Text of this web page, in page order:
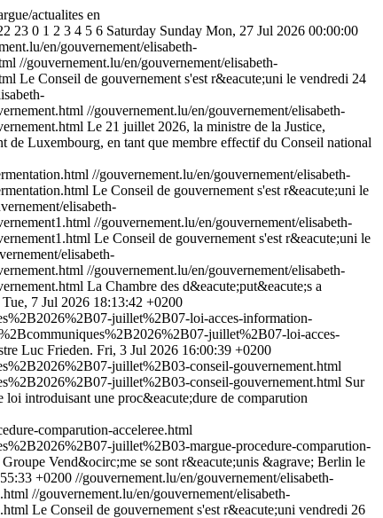
actualites en
23 0 1 2 3 4 5 6 Saturday Sunday Mon, 27 Jul 2026 00:00:00
en/gouvernement/elisabeth-
//gouvernement.lu/en/gouvernement/elisabeth-
Le Conseil de gouvernement s'est r&eacute;uni le vendredi 24
//gouvernement.lu/en/gouvernement/elisabeth-
Le 21 juillet 2026, la ministre de la Justice,
de Luxembourg, en tant que membre effectif du Conseil national
//gouvernement.lu/en/gouvernement/elisabeth-
Le Conseil de gouvernement s'est r&eacute;uni le
elisabeth-
//gouvernement.lu/en/gouvernement/elisabeth-
Le Conseil de gouvernement s'est r&eacute;uni le
elisabeth-
//gouvernement.lu/en/gouvernement/elisabeth-
La Chambre des d&eacute;put&eacute;s a
Tue, 7 Jul 2026 18:13:42 +0200
juillet%2B07-loi-acces-information-
juillet%2B07-loi-acces-
Luc Frieden. Fri, 3 Jul 2026 16:00:39 +0200
juillet%2B03-conseil-gouvernement.html
juillet%2B03-conseil-gouvernement.html Sur
introduisant une proc&eacute;dure de comparution
comparution-acceleree.html
juillet%2B03-margue-procedure-comparution-
Vend&ocirc;me se sont r&eacute;unis &agrave; Berlin le
+0200 //gouvernement.lu/en/gouvernement/elisabeth-
//gouvernement.lu/en/gouvernement/elisabeth-
Le Conseil de gouvernement s'est r&eacute;uni vendredi 26